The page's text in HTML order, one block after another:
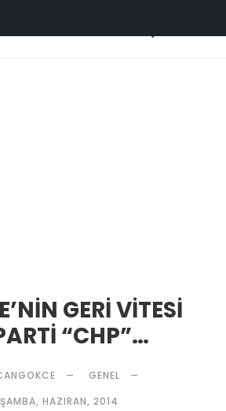
GERİ VİTESİ
“CHP”…
GENEL
HAZIRAN, 2014